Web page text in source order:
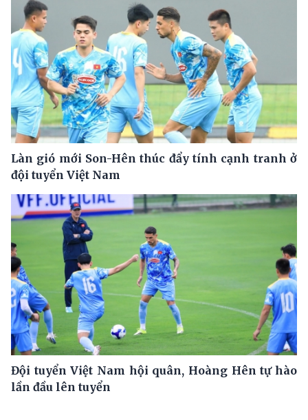
Làn gió mới Son-Hên thúc đẩy tính cạnh tranh ở
đội tuyển Việt Nam
Đội tuyển Việt Nam hội quân, Hoàng Hên tự hào
lần đầu lên tuyển